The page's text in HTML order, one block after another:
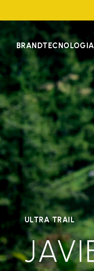
BRANDTECNOLOGIA
ULTRA TRAIL